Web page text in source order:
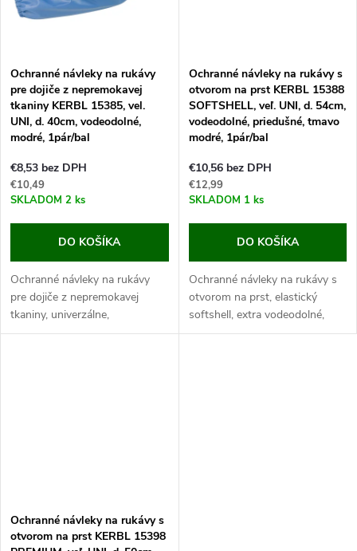
Ochranné návleky na rukávy
pre dojiče z nepremokavej
tkaniny KERBL 15385, vel.
UNI, d. 40cm, vodeodolné,
modré, 1pár/bal
€8,53 bez DPH
€10,49
SKLADOM 2 ks
DO KOŠÍKA
Ochranné návleky na rukávy
pre dojiče z nepremokavej
tkaniny, univerzálne,
vodeodolné, modré, dĺžka 40
Ochranné návleky na rukávy s
otvorom na prst KERBL 15388
SOFTSHELL, veľ. UNI, d. 54cm,
vodeodolné, priedušné, tmavo
modré, 1pár/bal
€10,56 bez DPH
€12,99
SKLADOM 1 ks
DO KOŠÍKA
Ochranné návleky na rukávy s
otvorom na prst, elastický
softshell, extra vodeodolné,
priedušné, univerzálne, dĺžka 54
Ochranné návleky na rukávy s
otvorom na prst KERBL 15398